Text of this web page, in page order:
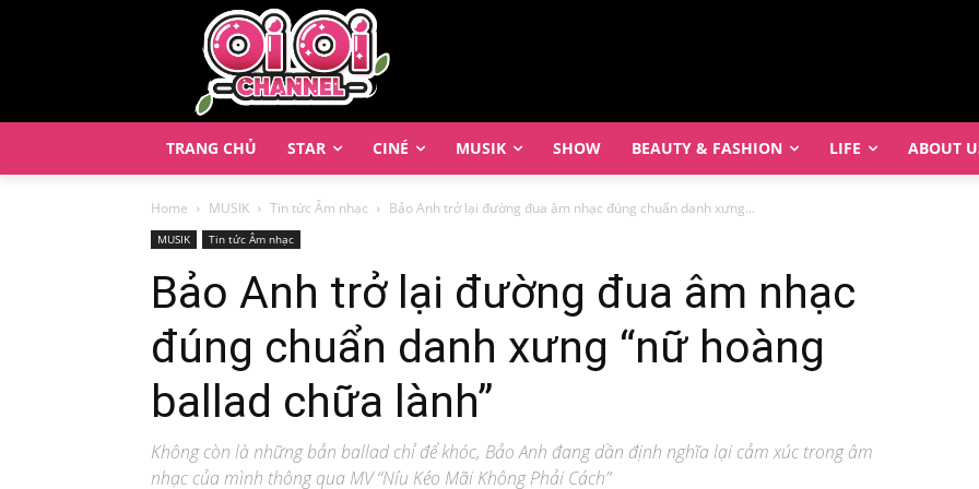
TRANG CHỦ STAR CINÉ MUSIK SHOW BEAUTY & FASHION LIFE ABOUT
Home MUSIK Tin tức Âm nhạc Bảo Anh trở lại đường đua âm nhạc đúng chuẩn danh xưng...
MUSIK Tin tức Âm nhạc
Bảo Anh trở lại đường đua âm nhạc
đúng chuẩn danh xưng “nữ hoàng
ballad chữa lành”
Không còn là những bản ballad chỉ để khóc, Bảo Anh đang dần định nghĩa lại cảm xúc trong âm
nhạc của mình thông qua MV “Níu Kéo Mãi Không Phải Cách”